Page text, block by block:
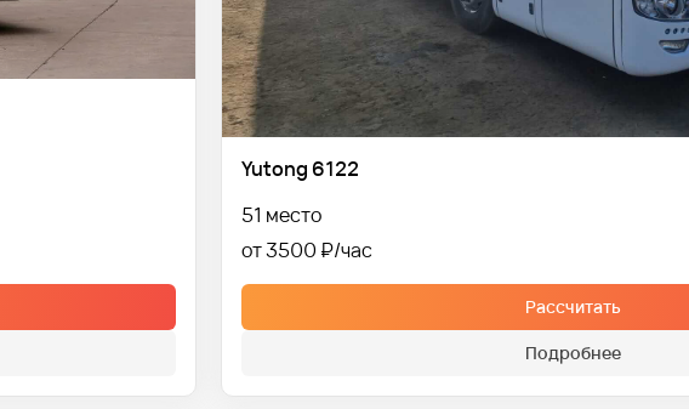
Yutong 6122
51 место
от 3500 ₽
Рассчитать
Подробнее